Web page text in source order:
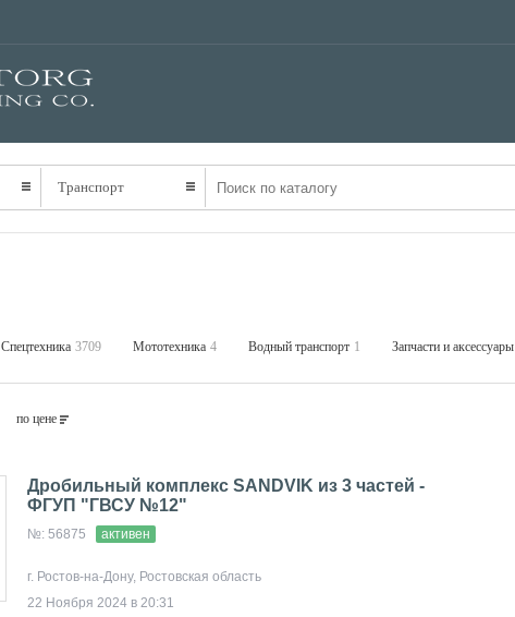
Транспорт
Спецтехника 3709 Мототехника 4 Водный транспорт 1 Запчасти и аксессуары
по цене
Дробильный комплекс SANDVIK из 3 частей -
ФГУП "ГВСУ №12"
№: 56875 активен
г. Ростов-на-Дону, Ростовская область
22 Ноября 2024 в 20:31